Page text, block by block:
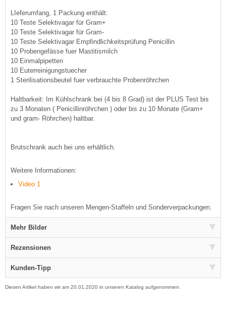
LIeferumfang, 1 Packung enthält:
10 Teste Selektivagar für Gram+
10 Teste Selektivagar für Gram-
10 Teste Selektivagar Empfindlichkeitsprüfung Penicillin
10 Probengefässe fuer Mastitismilch
10 Einmalpipetten
10 Euterreinigungstuecher
1 Sterilisationsbeutel fuer verbrauchte Probenröhrchen
Haltbarkeit: Im Kühlschrank bei (4 bis 8 Grad) ist der PLUS Test bis
zu 3 Monaten ( Penicillinröhrchen ) oder bis zu 10 Monate (Gram+
und gram- Röhrchen) haltbar.
Brutschrank auch bei uns erhältlich.
Weitere Informationen:
Video 1
Fragen Sie nach unseren Mengen-Staffeln und Sonderverpackungen.
Mehr Bilder
Rezensionen
Kunden-Tipp
Diesen Artikel haben wir am 20.01.2020 in unseren Katalog aufgenommen.